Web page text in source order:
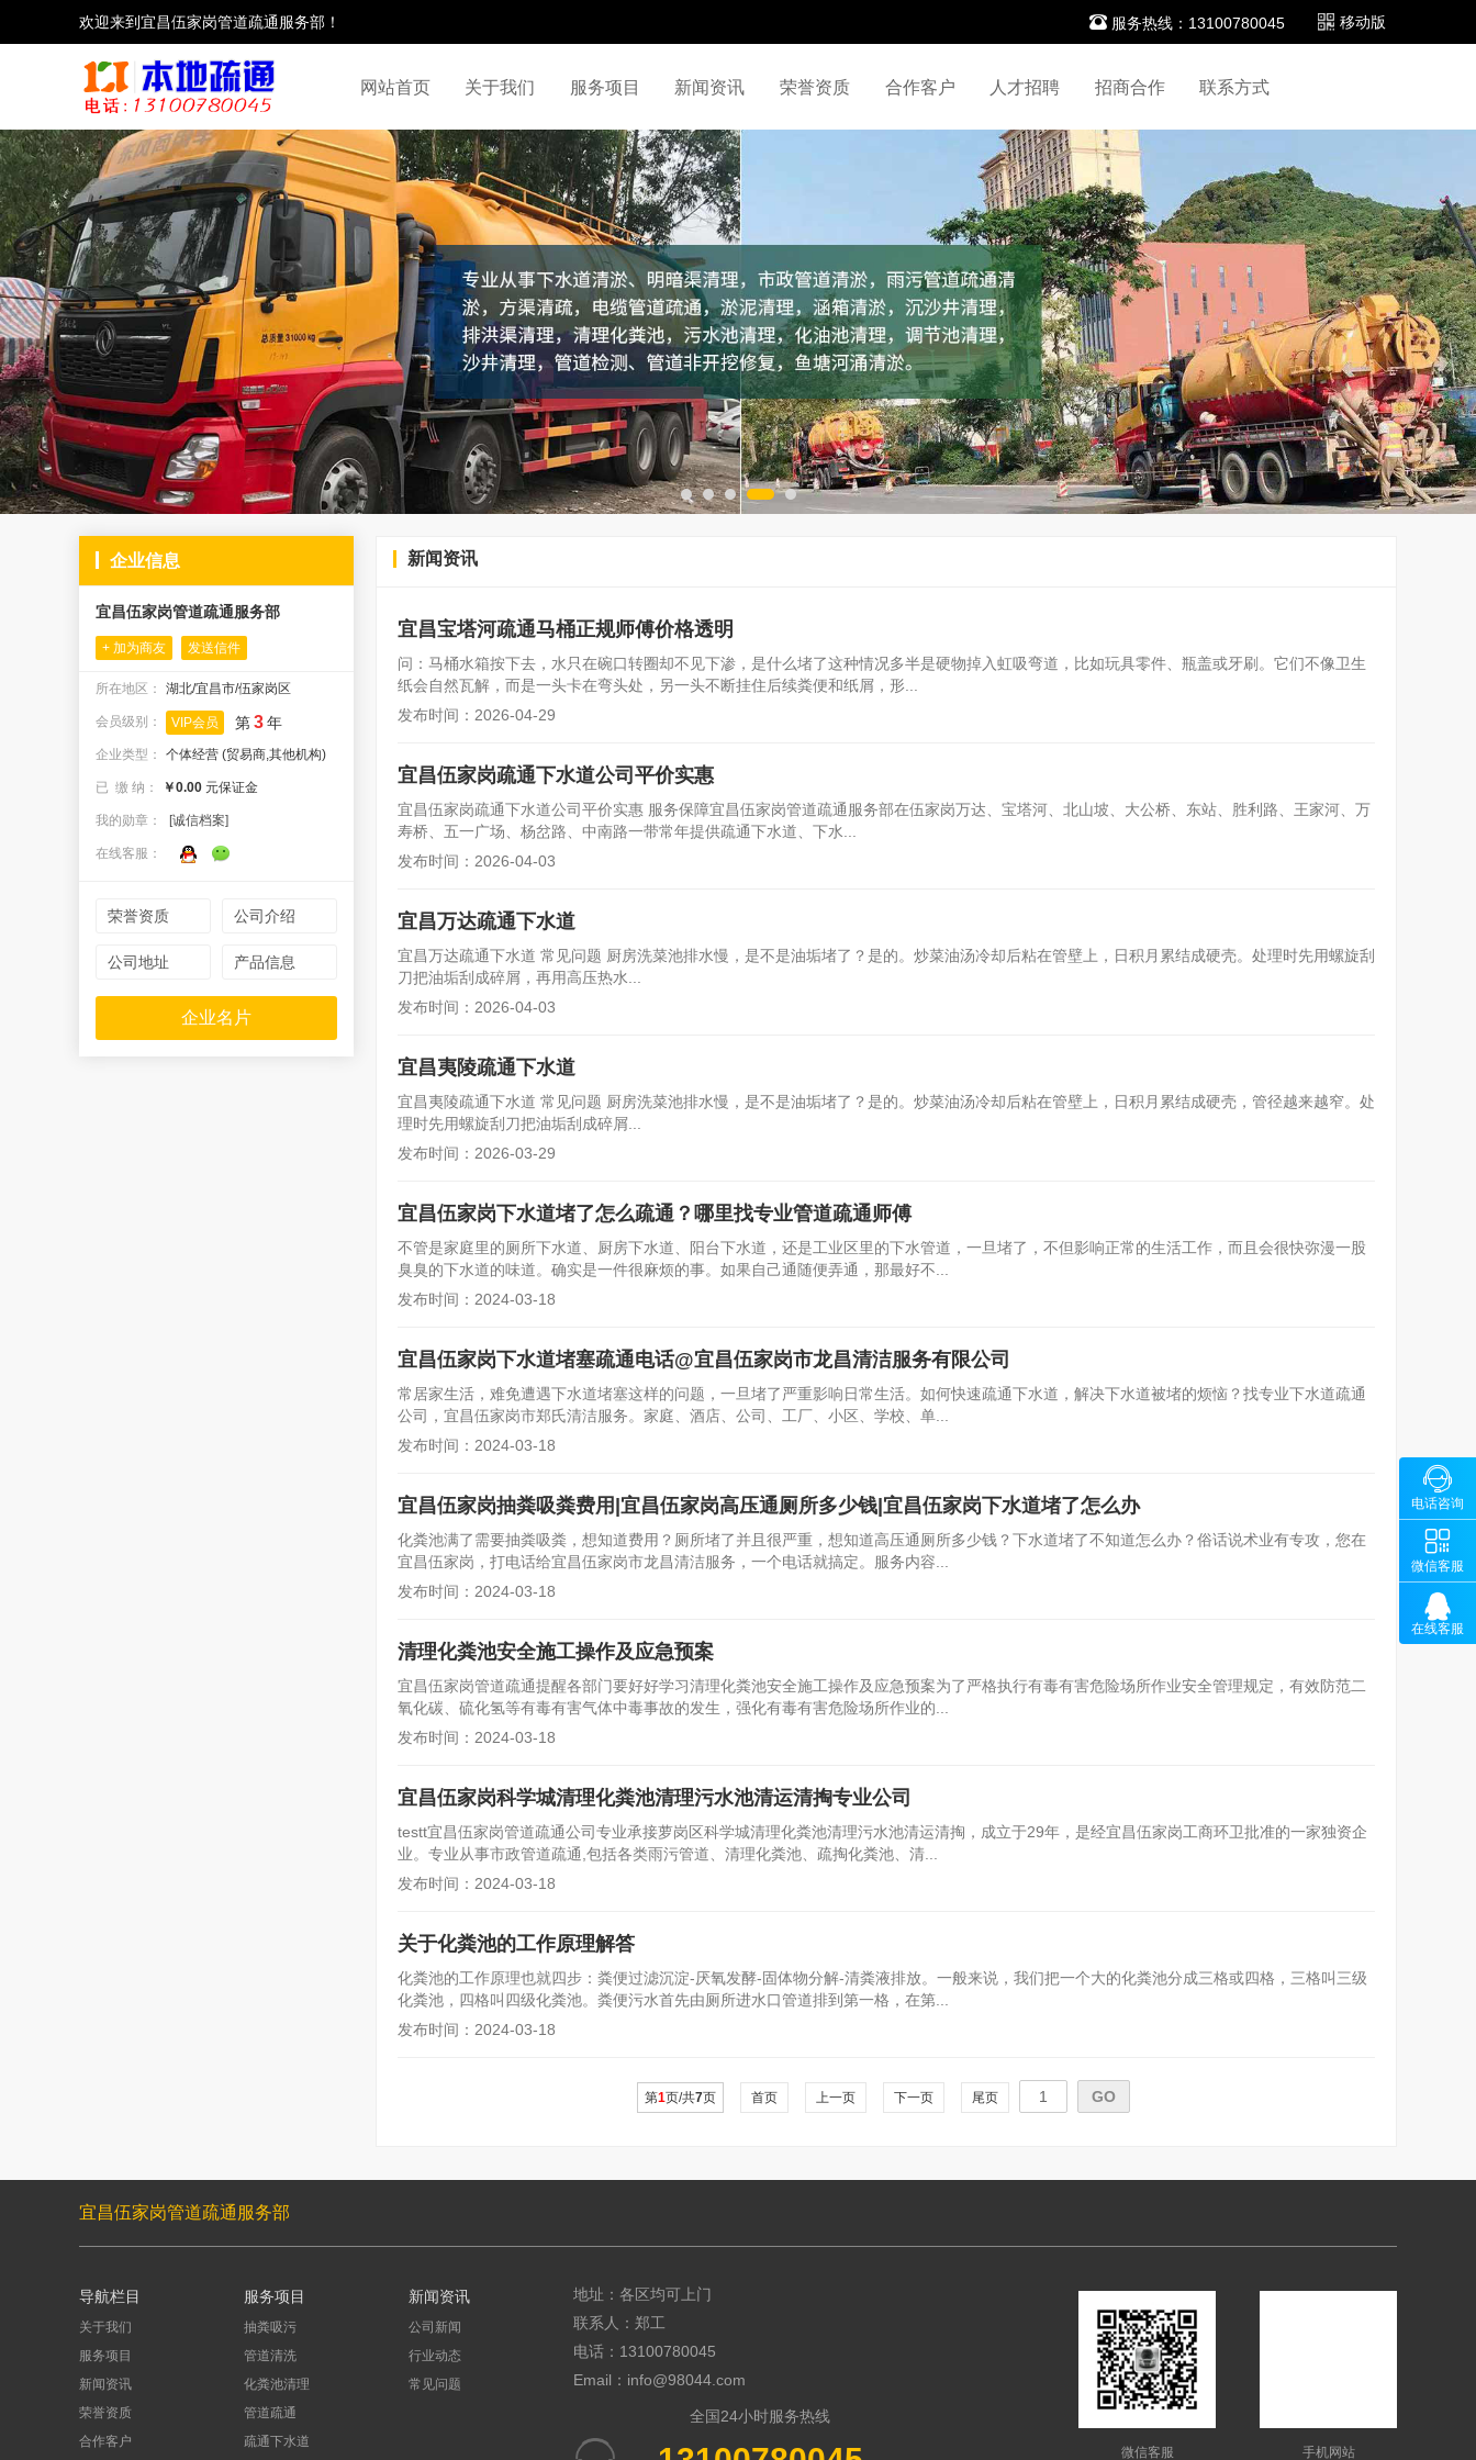
欢迎来到宜昌伍家岗管道疏通服务部！  服务热线：13100780045 移动版
网站首页 关于我们 服务项目 新闻资讯 荣誉资质 合作客户 人才招聘 招商合作 联系方式
企业信息
宜昌伍家岗管道疏通服务部
+ 加为商友 发送信件
所在地区： 湖北/宜昌市/伍家岗区
会员级别： VIP会员 第3年
企业类型： 个体经营 (贸易商,其他机构)
已 缴 纳： ￥0.00 元保证金
我的勋章： [诚信档案]
在线客服：
荣誉资质 公司介绍
公司地址 产品信息
企业名片
新闻资讯
宜昌宝塔河疏通马桶正规师傅价格透明
问：马桶水箱按下去，水只在碗口转圈却不见下渗，是什么堵了这种情况多半是硬物掉入虹吸弯道，比如玩具零件、瓶盖或牙刷。它们不像卫生
纸会自然瓦解，而是一头卡在弯头处，另一头不断挂住后续粪便和纸屑，形...
发布时间：2026-04-29
宜昌伍家岗疏通下水道公司平价实惠
宜昌伍家岗疏通下水道公司平价实惠 服务保障宜昌伍家岗管道疏通服务部在伍家岗万达、宝塔河、北山坡、大公桥、东站、胜利路、王家河、万
寿桥、五一广场、杨岔路、中南路一带常年提供疏通下水道、下水...
发布时间：2026-04-03
宜昌万达疏通下水道
宜昌万达疏通下水道 常见问题 厨房洗菜池排水慢，是不是油垢堵了？是的。炒菜油汤冷却后粘在管壁上，日积月累结成硬壳。处理时先用螺旋刮
刀把油垢刮成碎屑，再用高压热水...
发布时间：2026-04-03
宜昌夷陵疏通下水道
宜昌夷陵疏通下水道 常见问题 厨房洗菜池排水慢，是不是油垢堵了？是的。炒菜油汤冷却后粘在管壁上，日积月累结成硬壳，管径越来越窄。处
理时先用螺旋刮刀把油垢刮成碎屑...
发布时间：2026-03-29
宜昌伍家岗下水道堵了怎么疏通？哪里找专业管道疏通师傅
不管是家庭里的厕所下水道、厨房下水道、阳台下水道，还是工业区里的下水管道，一旦堵了，不但影响正常的生活工作，而且会很快弥漫一股
臭臭的下水道的味道。确实是一件很麻烦的事。如果自己通随便弄通，那最好不...
发布时间：2024-03-18
宜昌伍家岗下水道堵塞疏通电话@宜昌伍家岗市龙昌清洁服务有限公司
常居家生活，难免遭遇下水道堵塞这样的问题，一旦堵了严重影响日常生活。如何快速疏通下水道，解决下水道被堵的烦恼？找专业下水道疏通
公司，宜昌伍家岗市郑氏清洁服务。家庭、酒店、公司、工厂、小区、学校、单...
发布时间：2024-03-18
宜昌伍家岗抽粪吸粪费用|宜昌伍家岗高压通厕所多少钱|宜昌伍家岗下水道堵了怎么办
化粪池满了需要抽粪吸粪，想知道费用？厕所堵了并且很严重，想知道高压通厕所多少钱？下水道堵了不知道怎么办？俗话说术业有专攻，您在
宜昌伍家岗，打电话给宜昌伍家岗市龙昌清洁服务，一个电话就搞定。服务内容...
发布时间：2024-03-18
清理化粪池安全施工操作及应急预案
宜昌伍家岗管道疏通提醒各部门要好好学习清理化粪池安全施工操作及应急预案为了严格执行有毒有害危险场所作业安全管理规定，有效防范二
氧化碳、硫化氢等有毒有害气体中毒事故的发生，强化有毒有害危险场所作业的...
发布时间：2024-03-18
宜昌伍家岗科学城清理化粪池清理污水池清运清掏专业公司
testt宜昌伍家岗管道疏通公司专业承接萝岗区科学城清理化粪池清理污水池清运清掏，成立于29年，是经宜昌伍家岗工商环卫批准的一家独资企
业。专业从事市政管道疏通,包括各类雨污管道、清理化粪池、疏掏化粪池、清...
发布时间：2024-03-18
关于化粪池的工作原理解答
化粪池的工作原理也就四步：粪便过滤沉淀-厌氧发酵-固体物分解-清粪液排放。一般来说，我们把一个大的化粪池分成三格或四格，三格叫三级
化粪池，四格叫四级化粪池。粪便污水首先由厕所进水口管道排到第一格，在第...
发布时间：2024-03-18
第1页/共7页 首页 上一页 下一页 尾页
宜昌伍家岗管道疏通服务部
导航栏目
关于我们
服务项目
新闻资讯
荣誉资质
合作客户
服务项目
抽粪吸污
管道清洗
化粪池清理
管道疏通
疏通下水道
新闻资讯
公司新闻
行业动态
常见问题
地址：各区均可上门
联系人：郑工
电话：13100780045
Email：info@98044.com
全国24小时服务热线
微信客服 手机网站

电话咨询
咨询

微信客服

在线客服